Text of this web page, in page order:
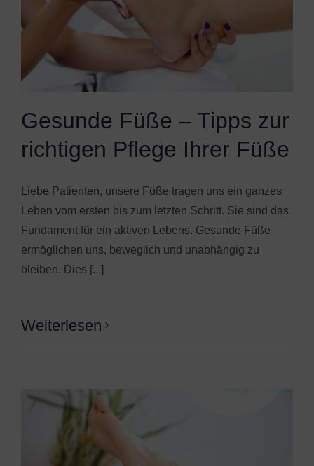
Gesunde Füße – Tipps zur
richtigen Pflege Ihrer Füße
Liebe Patienten, unsere Füße tragen uns ein ganzes
Leben vom ersten bis zum letzten Schritt. Sie sind das
Fundament für ein aktiven Lebens. Gesunde Füße
ermöglichen uns, beweglich und unabhängig zu
bleiben. Dies [...]
Weiterlesen